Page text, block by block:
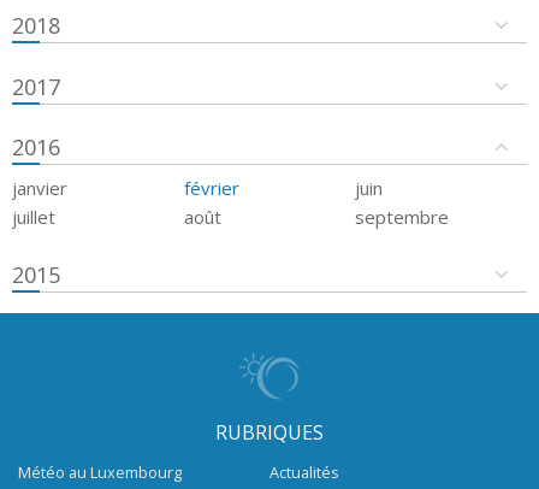
2018
2017
2016
janvier février
juin
juillet
août septembre
2015
RUBRIQUES
Météo au Luxembourg
Actualités